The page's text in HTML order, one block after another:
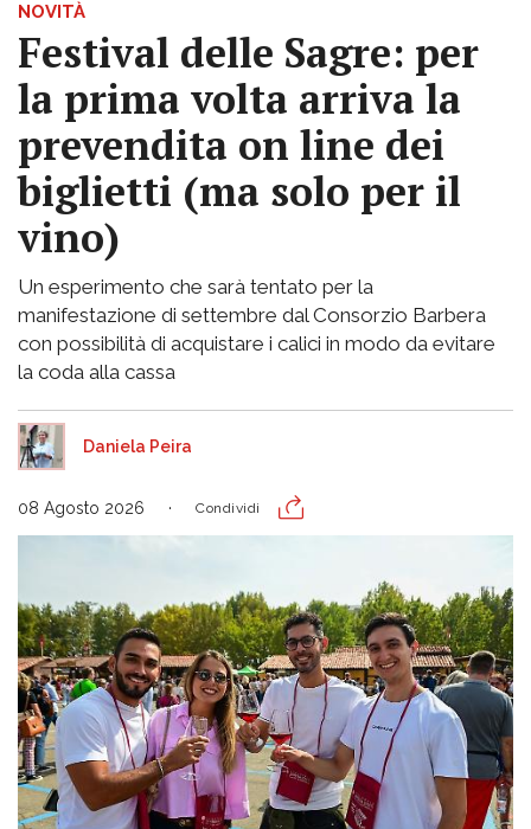
NOVITÀ
Festival delle Sagre: per
la prima volta arriva la
prevendita on line dei
biglietti (ma solo per il
vino)
Un esperimento che sarà tentato per la
manifestazione di settembre dal Consorzio Barbera
con possibilità di acquistare i calici in modo da evitare
la coda alla cassa
Daniela Peira
08 Agosto 2026 Condividi